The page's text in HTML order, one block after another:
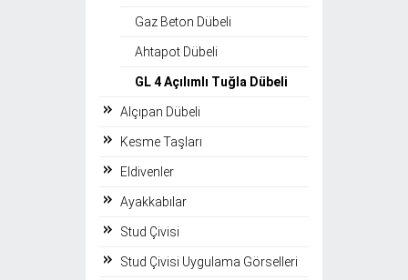
Gaz Beton Dübeli
Ahtapot Dübeli
GL 4 Açılımlı Tuğla Dübeli
Alçıpan Dübeli
Kesme Taşları
Eldivenler
Ayakkabılar
Stud Çivisi
Stud Çivisi Uygulama Görselleri